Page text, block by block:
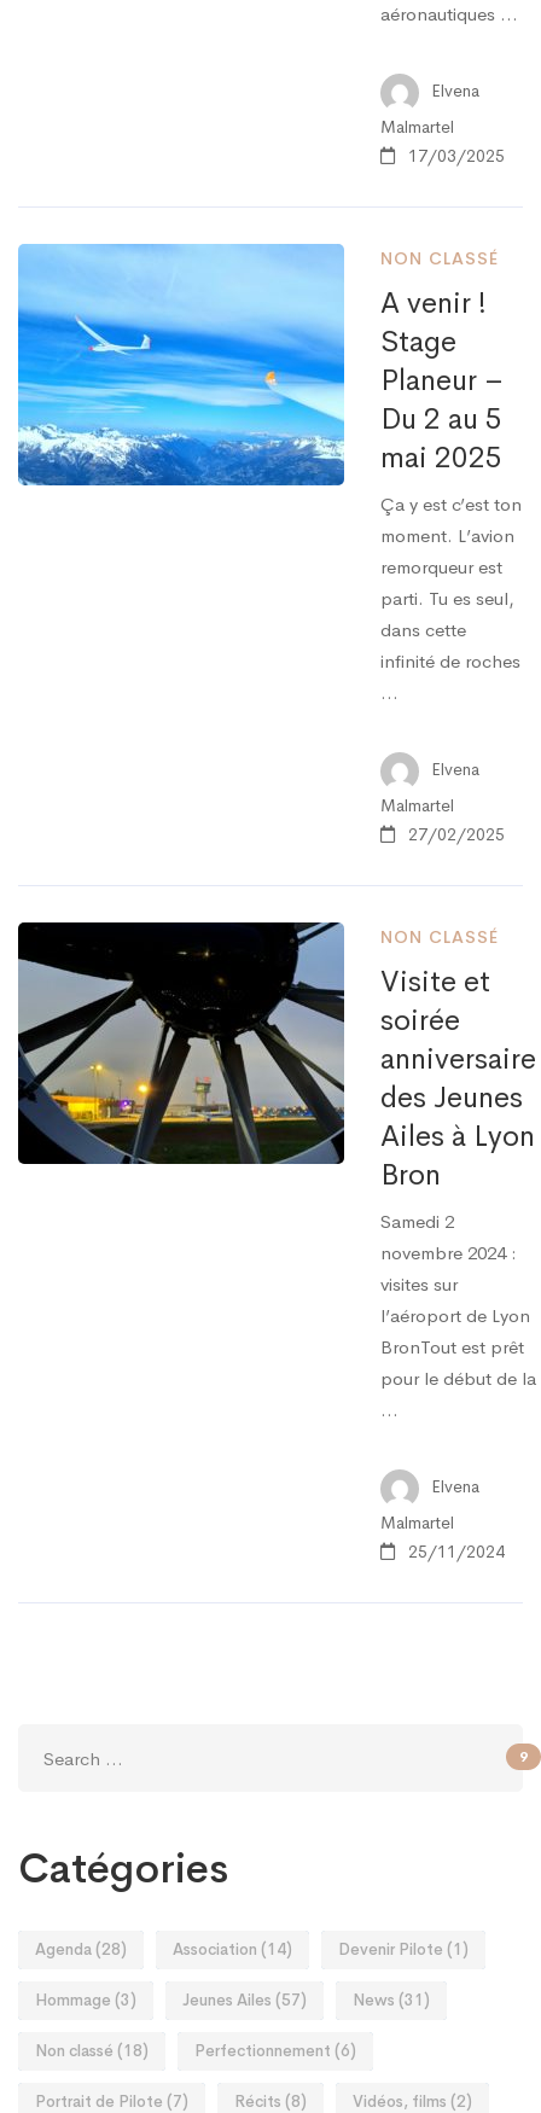
aéronautiques …
Elvena
Malmartel
17/03/2025
NON CLASSÉ
A venir !
Stage
Planeur –
Du 2 au 5
mai 2025
Ça y est c’est ton
moment. L’avion
remorqueur est
parti. Tu es seul,
dans cette
infinité de roches
…
Elvena
Malmartel
27/02/2025
NON CLASSÉ
Visite et
soirée
anniversaire
des Jeunes
Ailes à Lyon
Bron
Samedi 2
novembre 2024 :
visites sur
l’aéroport de Lyon
BronTout est prêt
pour le début de la
…
Elvena
Malmartel
25/11/2024
Catégories
Agenda (28) Association (14) Devenir Pilote (1)
Hommage (3) Jeunes Ailes (57) News (31)
Non classé (18) Perfectionnement (6)
Portrait de Pilote (7) Récits (8) Vidéos, films (2)
9